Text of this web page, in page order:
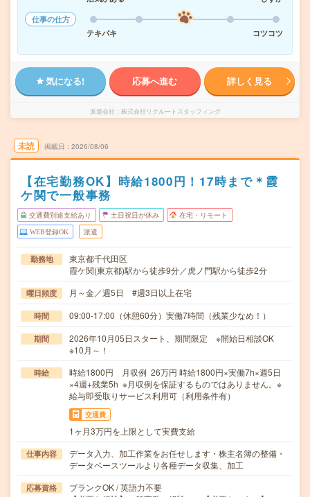
仕事の仕方
テキパキ
コツコツ
気になる! 応募へ進む 詳しく見る
派遣会社 株式会社リクルートスタッフィング
未読 掲載日 2026/08/06
【在宅勤務OK】時給1800円！17時まで＊霞
ケ関で一般事務
交通費別途支給あり 土日祝日が休み 在宅・リモート
WEB登録OK 派遣
勤務地
東京都千代田区
霞ケ関(東京都)駅から徒歩9分／虎ノ門駅から徒歩2分
曜日頻度 月～金／週5日 #週3日以上在宅
時間 09:00-17:00（休憩60分）実働7時間（残業少なめ！）
期間
2026年10月05日スタート、期間限定 ※開始日相談OK
※10月～！
時給
時給1800円 月収例 26万円 時給1800円×実働7h×週5日
×4週+残業5h ※月収例を保証するものではありません。※
給与即受取りサービス利用可（利用条件有）
交通費
1ヶ月3万円を上限として実費支給
仕事内容
データ入力、加工作業をお任せします・株主名簿の整備・
データベースツールより各種データ収集、加工
応募資格
ブランクOK / 英語力不要